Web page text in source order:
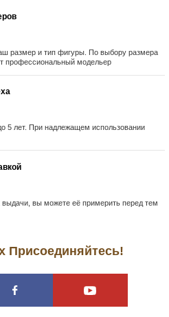
размер и тип фигуры. По выбору размера
профессиональный модельер
5 лет. При надлежащем использовании
вы можете её примерить перед тем
Присоединяйтесь!